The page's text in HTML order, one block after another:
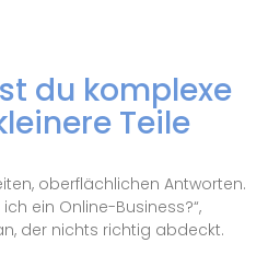
du komplexe
Teile
oberflächlichen Antworten.
ein Online-Business?“,
der nichts richtig abdeckt.